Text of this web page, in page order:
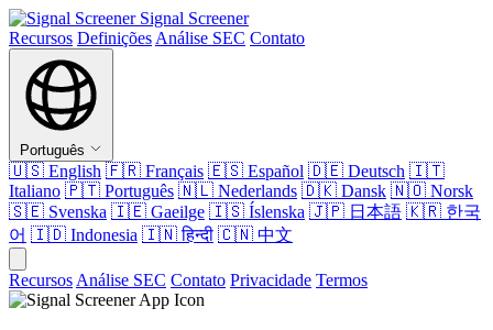
Signal Screener
Recursos Definições Análise SEC Contato
Português
🇺🇸 English 🇫🇷 Français 🇪🇸 Español 🇩🇪 Deutsch 🇮🇹
Italiano 🇵🇹 Português 🇳🇱 Nederlands 🇩🇰 Dansk 🇳🇴 Norsk
🇸🇪 Svenska 🇮🇪 Gaeilge 🇮🇸 Íslenska 🇯🇵 日本語 🇰🇷 한국
어 🇮🇩 Indonesia 🇮🇳हिन्दी 🇨🇳 中文
Recursos Análise SEC Contato Privacidade Termos